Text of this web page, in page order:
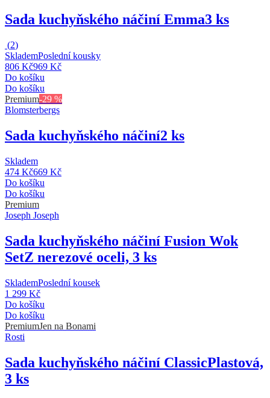
Sada kuchyňského náčiní Emma3 ks
(2)
SklademPoslední kousky
806 Kč969 Kč
Do košíku
Do košíku
Premium-29 %
Blomsterbergs
Sada kuchyňského náčiní2 ks
Skladem
474 Kč669 Kč
Do košíku
Do košíku
Premium
Joseph Joseph
Sada kuchyňského náčiní Fusion Wok
SetZ nerezové oceli, 3 ks
SklademPoslední kousek
1 299 Kč
Do košíku
Do košíku
PremiumJen na Bonami
Rosti
Sada kuchyňského náčiní ClassicPlastová,
3 ks